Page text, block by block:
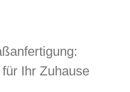
Ihr Zuhause